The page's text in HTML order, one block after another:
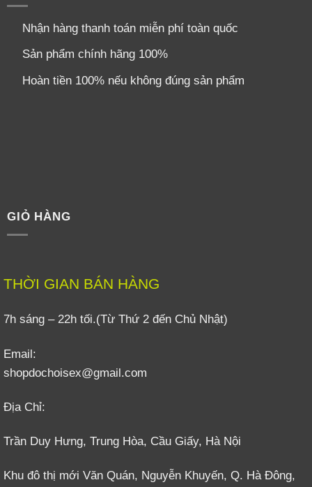
Nhận hàng thanh toán miễn phí toàn quốc
Sản phẩm chính hãng 100%
Hoàn tiền 100% nếu không đúng sản phẩm
GIỎ HÀNG
THỜI GIAN BÁN HÀNG
7h sáng – 22h tối.(Từ Thứ 2 đến Chủ Nhật)
Email:
shopdochoisex@gmail.com
Địa Chỉ:
Trần Duy Hưng, Trung Hòa, Cầu Giấy, Hà Nội
Khu đô thị mới Văn Quán, Nguyễn Khuyến, Q. Hà Đông,